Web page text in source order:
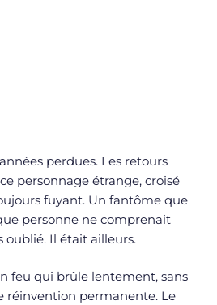
perdues. Les retours
personnage étrange, croisé
fuyant. Un fantôme que
personne ne comprenait
oublié. Il était ailleurs.
feu qui brûle lentement, sans
réinvention permanente. Le